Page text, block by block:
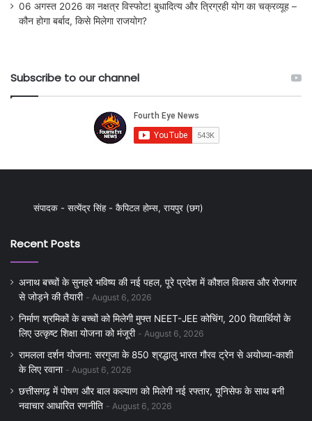
06 अगस्त 2026 का नक्षत्र विस्फोट! बुधादित्य और त्रिग्रही योग का चक्रव्यूह –
कौन होगा बर्बाद, किसे मिलेगा राजयोग?
Subscribe to our channel
संपादक - सत्येंद्र सिंह - कैपिटल होम्स, रायपुर (छग)
Recent Posts
अनाथ बच्चों के सुनहरे भविष्य की नई पहल, पूरे प्रदेश में कौशल विकास और रोजगार
से जोड़ने की तैयारी
August 6, 2026
निर्माण श्रमिकों के बच्चों को मिलेगी मुफ्त NEET-JEE कोचिंग, 200 विद्यार्थियों के
लिए उत्कृष्ट शिक्षा योजना को मंजूरी
August 6, 2026
रामलला दर्शन योजना: सरगुजा के 850 श्रद्धालु भारत गौरव ट्रेन से अयोध्या-काशी
के लिए रवाना
August 6, 2026
छत्तीसगढ़ में पोषण और बाल कल्याण को मिलेगी नई रफ्तार, यूनिसेफ के साथ बनी
नवाचार आधारित रणनीति
August 6, 2026